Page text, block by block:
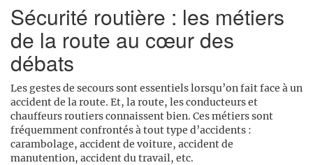
Sécurité routière : les métiers
de la route au cœur des
débats
Les gestes de secours sont essentiels lorsqu’on fait face à un
accident de la route. Et, la route, les conducteurs et
chauffeurs routiers connaissent bien. Ces métiers sont
fréquemment confrontés à tout type d’accidents :
carambolage, accident de voiture, accident de
manutention, accident du travail, etc.